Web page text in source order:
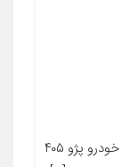
معرفی محصول جزئیات محصول مناسب برای خودرو پژو ۴۰۵